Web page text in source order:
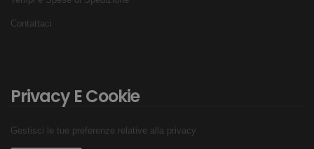
Contattaci
Privacy E Cookie
Gestisci le tue preferenze relative alla privacy